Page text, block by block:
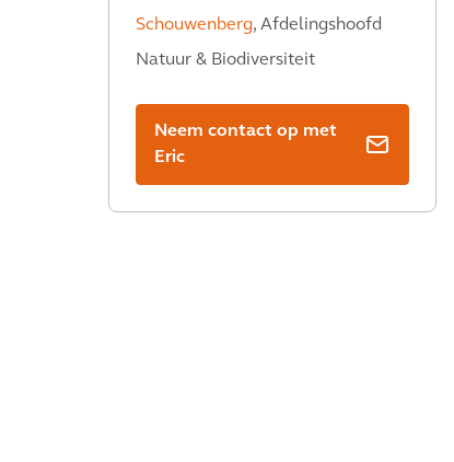
Schouwenberg, Afdelingshoofd
Natuur & Biodiversiteit
Neem contact op met
Eric